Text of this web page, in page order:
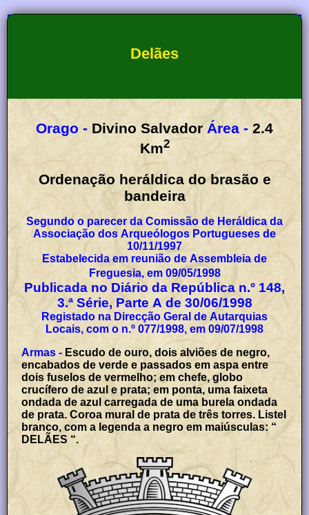
Delães
Orago - Divino Salvador Área - 2.4
Km2
Ordenação heráldica do brasão e
bandeira
Segundo o parecer da Comissão de Heráldica da
Associação dos Arqueólogos Portugueses de
10/11/1997
Estabelecida em reunião de Assembleia de
Freguesia, em 09/05/1998
Publicada no Diário da República n.º 148,
3.ª Série, Parte A de 30/06/1998
Registado na Direcção Geral de Autarquias
Locais, com o n.º 077/1998, em 09/07/1998
Armas - Escudo de ouro, dois alviões de negro,
encabados de verde e passados em aspa entre
dois fuselos de vermelho; em chefe, globo
crucífero de azul e prata; em ponta, uma faixeta
ondada de azul carregada de uma burela ondada
de prata. Coroa mural de prata de três torres. Listel
branco, com a legenda a negro em maiúsculas: “
DELÃES “.